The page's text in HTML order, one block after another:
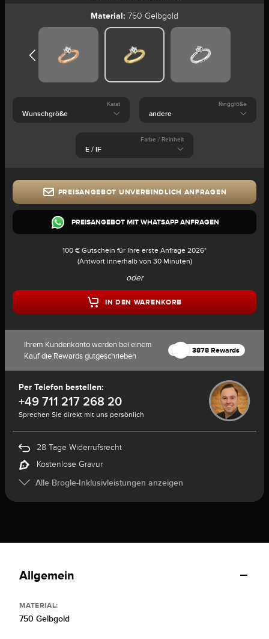
Material: 750 Gelbgold
Karat Ringgröße
Farbe / Reinheit
PREISANGEBOT UNVERBINDLICH ANFRAGEN
PREISANGEBOT MIT WHATSAPP ANFRAGEN
100 € Gutschein für Ihre erste Anfrage 2026*
(Antwort innerhalb von 30 Minuten)
oder
IN DEN WARENKORB
Ihrem Kundenkonto werden bei einem
Kauf die Rewards gutgeschrieben
3878 Rewards
Per Telefon bestellen:
+49 711 217 268 20
Sprechen Sie direkt mit uns persönlich
28 Tage Widerrufsrecht
Kostenlose Gravur
Alle Brogle-Inklusivleistungen anzeigen
Allgemein
MATERIAL:
750 Gelbgold